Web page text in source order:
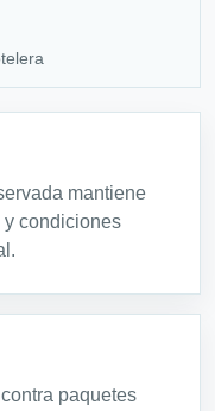
mantiene
y condiciones
paquetes